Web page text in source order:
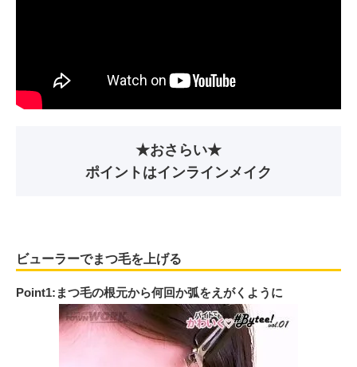
★おさらい★
ポイントはインラインメイク
ビューラーでまつ毛を上げる
Point1:まつ毛の根元から何回か弧をえがくように